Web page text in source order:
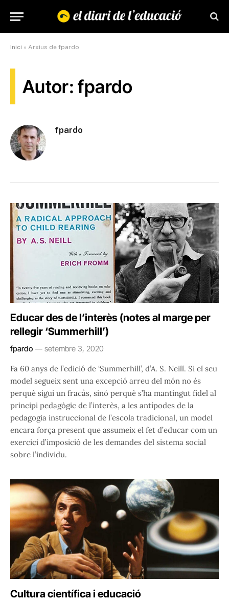
Inici » Arxius de fpardo
Autor: fpardo
fpardo
Educar des de l’interès (notes al marge per
rellegir ‘Summerhill’)
fpardo setembre 3, 2020
Fa 60 anys de l’edició de ‘Summerhill’, d’A. S. Neill. Si el seu
model segueix sent una excepció arreu del món no és
perquè sigui un fracàs, sinó perquè s’ha mantingut fidel al
principi pedagògic de l’interès, a les antípodes de la
pedagogia instruccional de l’escola tradicional, un model
encara força present que assumeix el fet d’educar com un
exercici d’imposició de les demandes del sistema social
sobre l’individu.
Cultura científica i educació